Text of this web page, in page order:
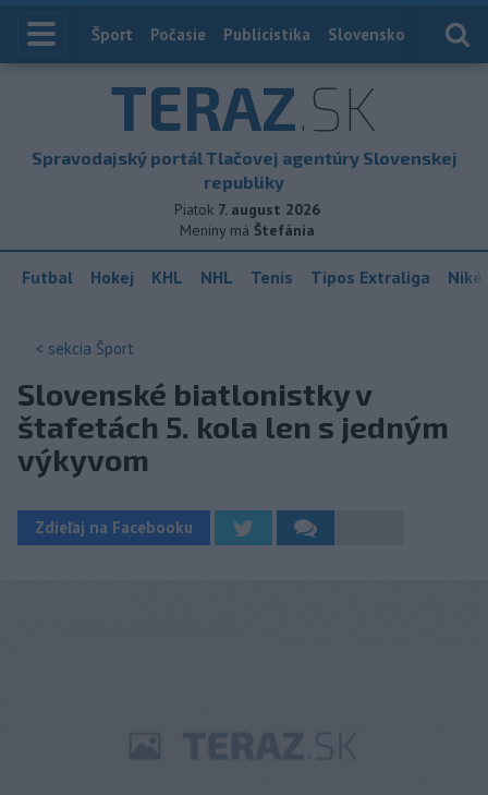
Index
Šport Počasie Publicistika Slovensko
TERAZ.SK
Spravodajský portál Tlačovej agentúry Slovenskej
republiky
Piatok 7. august 2026
Meniny má Štefánia
Futbal Hokej KHL NHL Tenis Tipos Extraliga
< sekcia Šport
Slovenské biatlonistky v
štafetách 5. kola len s jedným
výkyvom
Zdieľaj na Facebooku